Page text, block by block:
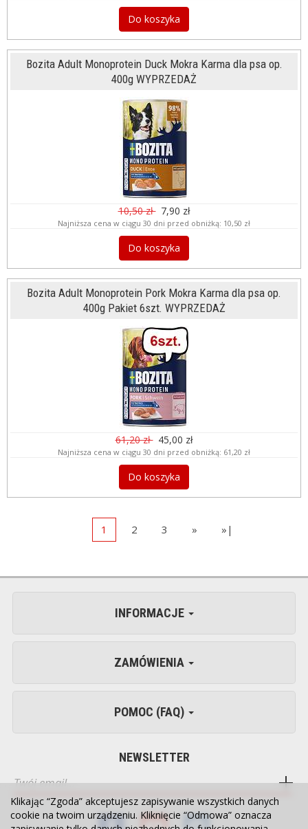
Do koszyka
Bozita Adult Monoprotein Duck Mokra Karma dla psa op.
400g WYPRZEDAŻ
10,50 zł 7,90 zł
Najniższa cena w ciągu 30 dni przed obniżką: 10,50 zł
Do koszyka
Bozita Adult Monoprotein Pork Mokra Karma dla psa op.
400g Pakiet 6szt. WYPRZEDAŻ
61,20 zł 45,00 zł
Najniższa cena w ciągu 30 dni przed obniżką: 61,20 zł
Do koszyka
1 2 3 » »|
INFORMACJE
ZAMÓWIENIA
POMOC (FAQ)
NEWSLETTER
Klikając “Zgoda” akceptujesz zapisywanie wszystkich danych
cookie na twoim urządzeniu. Kliknięcie “Odmowa” oznacza